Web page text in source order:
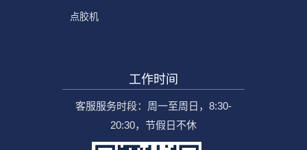
点胶机
工作时间
客服服务时段：周一至周日，8:30-
20:30，节假日不休